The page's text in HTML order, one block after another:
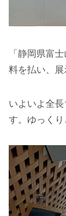
「静岡県富
料を払い、展
いよいよ全
す。ゆっくり